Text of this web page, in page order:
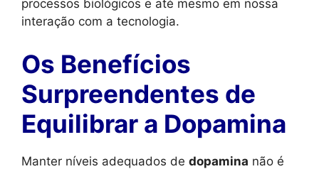
processos biológicos e até mesmo em nossa
interação com a tecnologia.
Os Benefícios
Surpreendentes de
Equilibrar a Dopamina
Manter níveis adequados de dopamina não é